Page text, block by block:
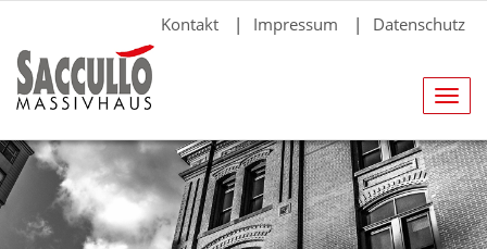
Kontakt | Impressum | Datenschutz